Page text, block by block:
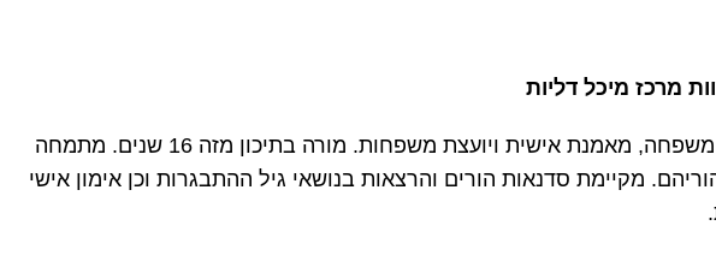
מרכז מיכל דליות
בוגרת המסלול ליועצי משפחה, מאמנת אישית ויועצת משפחות. מורה בתיכון מזה 16 שנים. מתמחה
מקיימת סדנאות הורים והרצאות בנושאי גיל ההתבגרות וכן אימון אישי